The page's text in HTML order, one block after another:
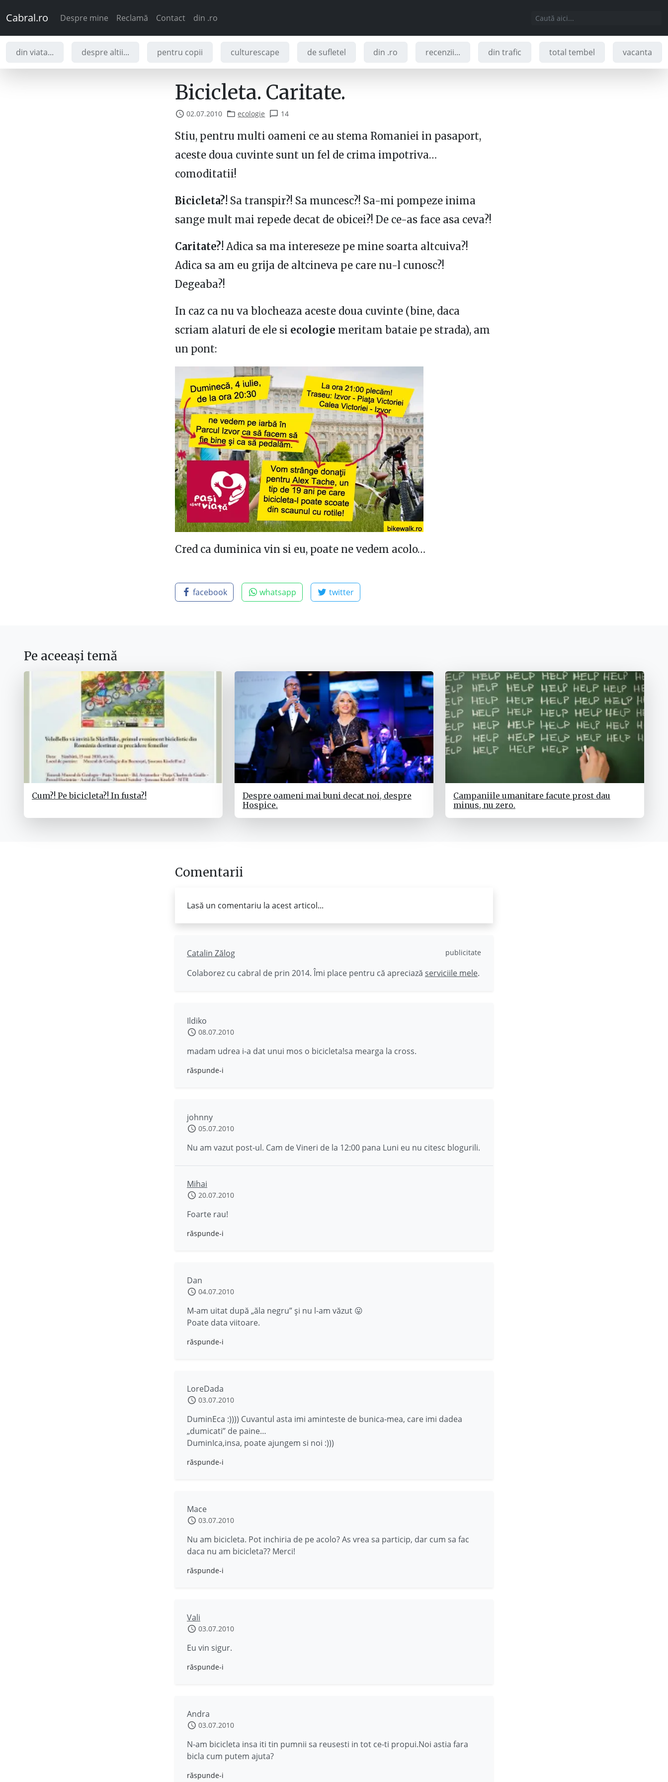
Cabral.ro Despre mine Reclamă Contact din .ro
din viata... despre altii... pentru copii culturescape de sufletel din .ro recenzii... din trafic total tembel vacanta
Bicicleta. Caritate.
02.07.2010 ecologie 14
Stiu, pentru multi oameni ce au stema Romaniei in pasaport,
aceste doua cuvinte sunt un fel de crima impotriva…
comoditatii!
Bicicleta?! Sa transpir?! Sa muncesc?! Sa-mi pompeze inima
sange mult mai repede decat de obicei?! De ce-as face asa ceva?!
Caritate?! Adica sa ma intereseze pe mine soarta altcuiva?!
Adica sa am eu grija de altcineva pe care nu-l cunosc?!
Degeaba?!
In caz ca nu va blocheaza aceste doua cuvinte (bine, daca
scriam alaturi de ele si ecologie meritam bataie pe strada), am
un pont:
Cred ca duminica vin si eu, poate ne vedem acolo…
facebook whatsapp twitter
Pe aceeași temă
Cum?! Pe bicicleta?! In fusta?!
Despre oameni mai buni decat noi, despre
Hospice.
Campaniile umanitare facute prost dau
minus, nu zero.
Comentarii
Lasă un comentariu la acest articol...
Catalin Zălog publicitate
Colaborez cu cabral de prin 2014. Îmi place pentru că apreciază serviciile mele.
Ildiko
08.07.2010
madam udrea i-a dat unui mos o bicicleta!sa mearga la cross.
răspunde-i
johnny
05.07.2010
Nu am vazut post-ul. Cam de Vineri de la 12:00 pana Luni eu nu citesc blogurili.
Mihai
20.07.2010
Foarte rau!
răspunde-i
Dan
04.07.2010
M-am uitat după „ăla negru” și nu l-am văzut 😛
Poate data viitoare.
răspunde-i
LoreDada
03.07.2010
DuminEca :)))) Cuvantul asta imi aminteste de bunica-mea, care imi dadea
„dumicati” de paine…
DuminIca,insa, poate ajungem si noi :)))
răspunde-i
Mace
03.07.2010
Nu am bicicleta. Pot inchiria de pe acolo? As vrea sa particip, dar cum sa fac
daca nu am bicicleta?? Merci!
răspunde-i
Vali
03.07.2010
Eu vin sigur.
răspunde-i
Andra
03.07.2010
N-am bicicleta insa iti tin pumnii sa reusesti in tot ce-ti propui.Noi astia fara
bicla cum putem ajuta?
răspunde-i